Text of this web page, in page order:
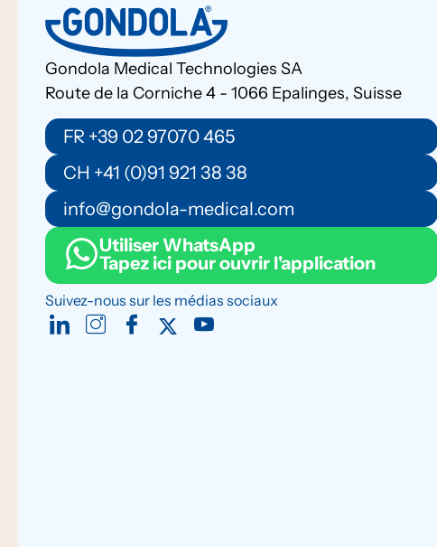
Gondola Medical Technologies SA
Route de la Corniche 4 - 1066 Epalinges, Suisse
FR +39 02 97070 465
CH +41 (0)91 921 38 38
info@gondola-medical.com
Utiliser WhatsApp
Tapez ici pour ouvrir l'application
Suivez-nous sur les médias sociaux